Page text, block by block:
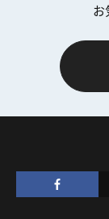
お